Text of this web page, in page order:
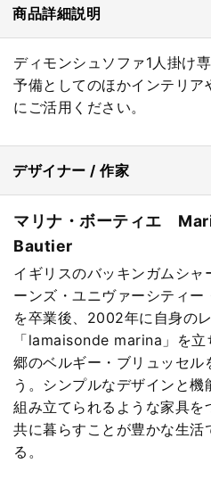
商品詳細説明
ディモンシュソファ1人掛け
予備としてのほかインテリア
にご活用ください。
デザイナー / 作家
マリナ・ボーティエ
Bautier
イギリスのバッキンガムシャ
ーンズ・ユニヴァーシティー
を卒業後、2002年に自身の
「lamaisonde marina」を立
郷のベルギー・ブリュッセ
う。シンプルなデザインと
組み立てられるような家具を
共に暮らすことが豊かな生活
る。